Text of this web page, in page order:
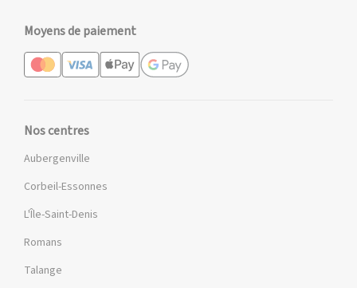
Moyens de paiement
Nos centres
Aubergenville
Corbeil-Essonnes
L'Île-Saint-Denis
Romans
Talange